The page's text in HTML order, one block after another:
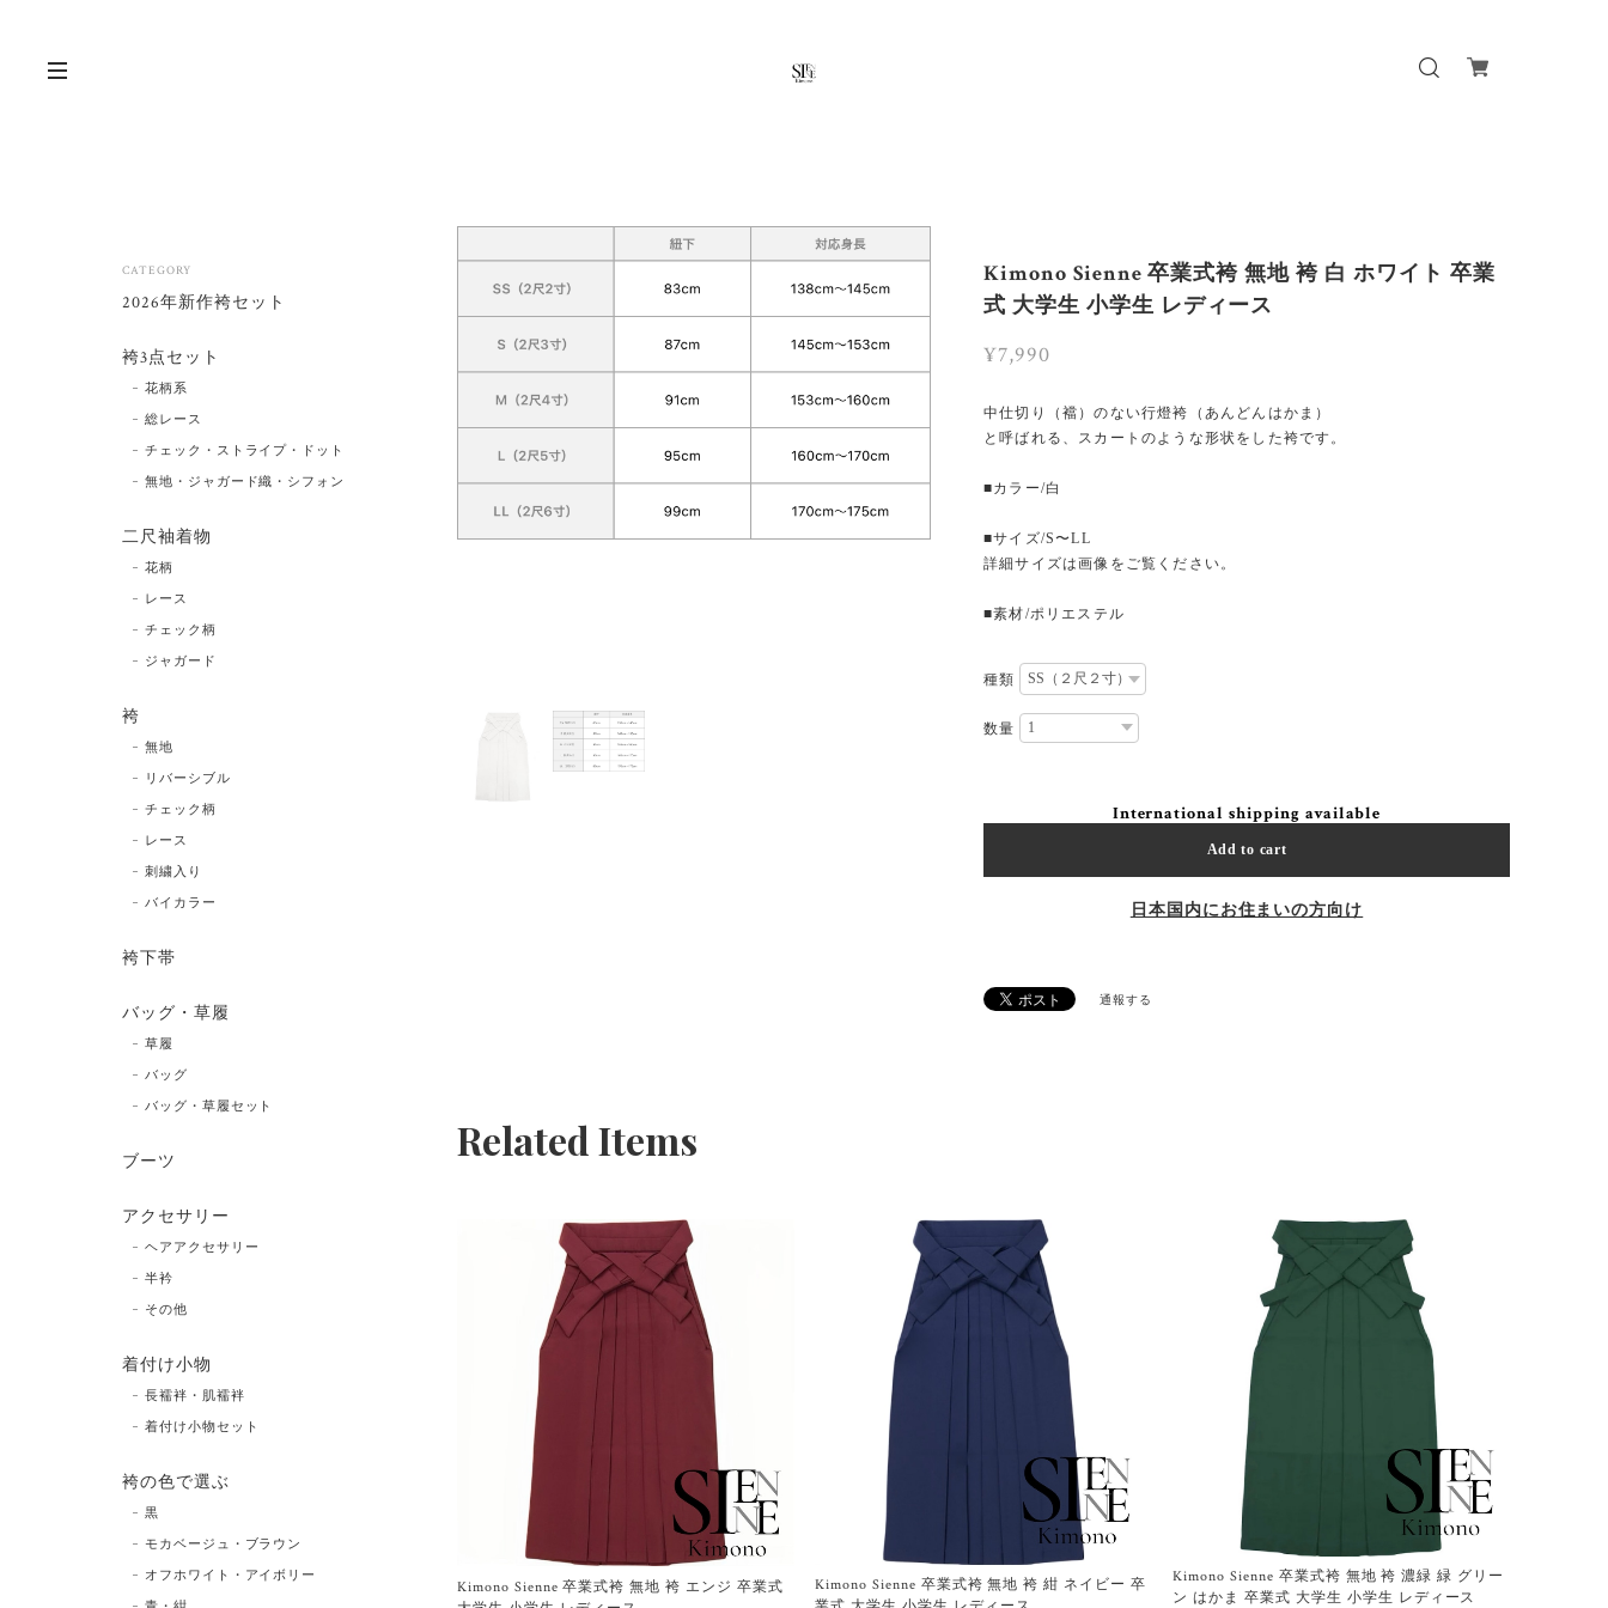
Kimono Sienne 卒業式袴 無地 袴 白 ホワイト 卒業
式 大学生 小学生 レディース
¥7,990
中仕切り（襠）のない行燈袴（あんどんはかま）
と呼ばれる、スカートのような形状をした袴です。
■カラー/白
■サイズ/S〜LL
詳細サイズは画像をご覧ください。
■素材/ポリエステル
種類
数量
International shipping available
Add to cart
日本国内にお住まいの方向け
通報する
Related Items
Kimono Sienne 卒業式袴 無地 袴 エンジ 卒業式
Kimono Sienne 卒業式袴 無地 袴 紺 ネイビー 卒
Kimono Sienne 卒業式袴 無地 袴 濃緑 緑 グリー
ン はかま 卒業式 大学生 小学生 レディース
CATEGORY
2026年新作袴セット
袴3点セット
花柄系
総レース
チェック・ストライプ・ドット
無地・ジャガード織・シフォン
二尺袖着物
花柄
レース
チェック柄
ジャガード
袴
無地
リバーシブル
チェック柄
レース
刺繍入り
バイカラー
袴下帯
バッグ・草履
草履
バッグ
バッグ・草履セット
ブーツ
アクセサリー
ヘアアクセサリー
半衿
その他
着付け小物
長襦袢・肌襦袢
着付け小物セット
袴の色で選ぶ
黒
モカベージュ・ブラウン
オフホワイト・アイボリー